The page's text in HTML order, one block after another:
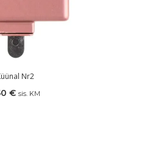
Nr2
€ sis. KM